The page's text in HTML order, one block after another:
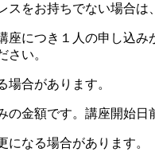
をお持ちでない場合は
につき１人の申し込
さい。
合があります。
金額です。講座開始日
なる場合があります。